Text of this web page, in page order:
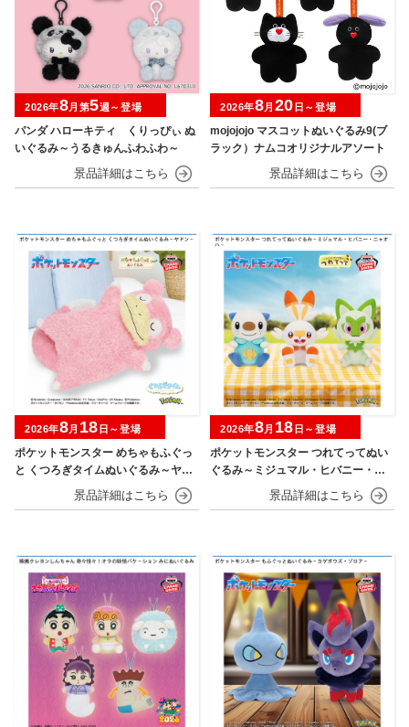
パンダ ハローキティ くりっぴぃ ぬ
いぐるみ～うるきゅんふわふわ～
2026年8月第5週～登場
mojojojo マスコットぬいぐるみ9(ブ
ラック）ナムコオリジナルアソート
2026年8月 20 日～登場
ポケットモンスター めちゃもふぐっ
と くつろぎタイムぬいぐるみ～ヤド
2026年8月 18 日～登場
ポケットモンスター つれてってぬい
ぐるみ～ミジュマル・ヒバニー・ニ
2026年8月 18 日～登場